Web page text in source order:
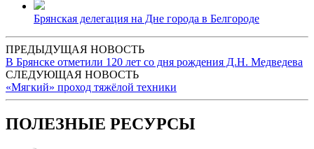
Брянская делегация на Дне города в Белгороде
ПРЕДЫДУЩАЯ НОВОСТЬ
В Брянске отметили 120 лет со дня рождения Д.Н. Медведева
СЛЕДУЮЩАЯ НОВОСТЬ
«Мягкий» проход тяжёлой техники
ПОЛЕЗНЫЕ РЕСУРСЫ